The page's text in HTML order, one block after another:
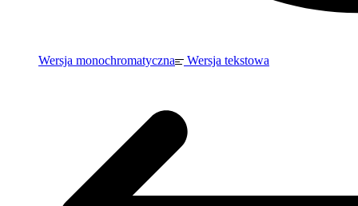
Wersja monochromatyczna Wersja tekstowa